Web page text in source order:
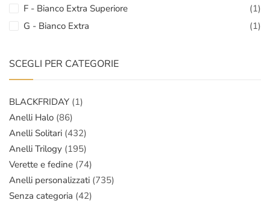
F - Bianco Extra Superiore
(1)
G - Bianco Extra
(1)
SCEGLI PER CATEGORIE
BLACKFRIDAY (1)
Anelli Halo (86)
Anelli Solitari (432)
Anelli Trilogy (195)
Verette e fedine (74)
Anelli personalizzati (735)
Senza categoria (42)